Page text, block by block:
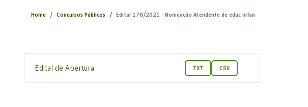
Home Concursos Públicos Edital 178/2021 - Nomeação Atendente de educ infan
Edital de Abertura TXT CSV